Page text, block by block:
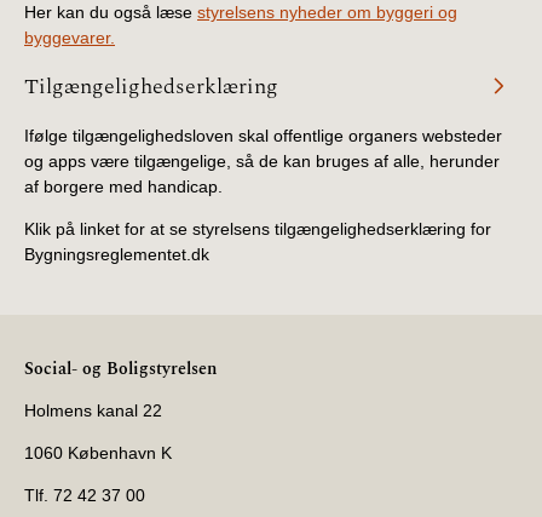
Her kan du også læse styrelsens nyheder om byggeri og
byggevarer.
Tilgængelighedserklæring
Ifølge tilgængelighedsloven skal offentlige organers websteder
og apps være tilgængelige, så de kan bruges af alle, herunder
af borgere med handicap.
Klik på linket for at se styrelsens tilgængelighedserklæring for
Bygningsreglementet.dk
Social- og Boligstyrelsen
Holmens kanal 22
1060 København K
Tlf. 72 42 37 00